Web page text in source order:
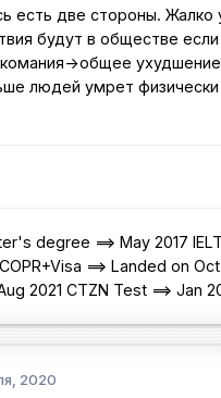
есть две стороны.
будут в обществе
>общее
людей умрет
degree ==> May 2017
==> Landed on
Aug 2021 CTZN Test ==> Jan
2020